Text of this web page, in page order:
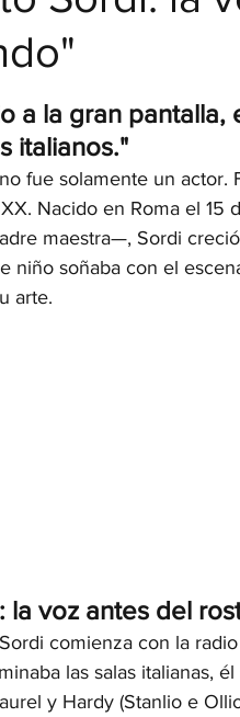
de 5 estrellas.
a la gran
italianos."
fue solamente un actor.
Nacido en Roma el
maestra—, Sordi
niño soñaba con el
arte.
la voz antes del
comienza con la
las salas italianas,
y Hardy (Stanlio e